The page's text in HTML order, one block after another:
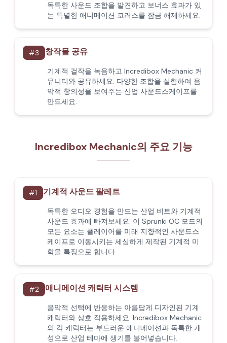
독특한 사운드 조합을 발견하고 보너스 효과가 있
는 특별한 애니메이션 코러스를 잠금 해제하세요.
#3 창작물 공유
기계적 걸작을 녹음하고 Incredibox Mechanic 커
뮤니티와 공유하세요. 다양한 조합을 실험하여 음
악적 창의성을 보여주는 산업 사운드스케이프를
만드세요.
Incredibox Mechanic의 주요 기능
#1 기계적 사운드 팔레트
독특한 오디오 경험을 만드는 산업 비트와 기계적
사운드 효과에 빠져보세요. 이 Sprunki OC 모드의
모든 요소는 플레이어를 미래 지향적인 사운드스
케이프로 이동시키는 세심하게 제작된 기계적 미
학을 특징으로 합니다.
#2 애니메이션 캐릭터 시스템
음악적 선택에 반응하는 아름답게 디자인된 기계
캐릭터와 상호 작용하세요. Incredibox Mechanic
의 각 캐릭터는 부드러운 애니메이션과 독특한 개
성으로 산업 테마에 생기를 불어넣습니다.